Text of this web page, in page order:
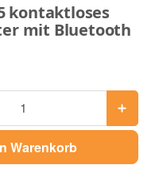
kontaktloses
mit Bluetooth
Warenkorb